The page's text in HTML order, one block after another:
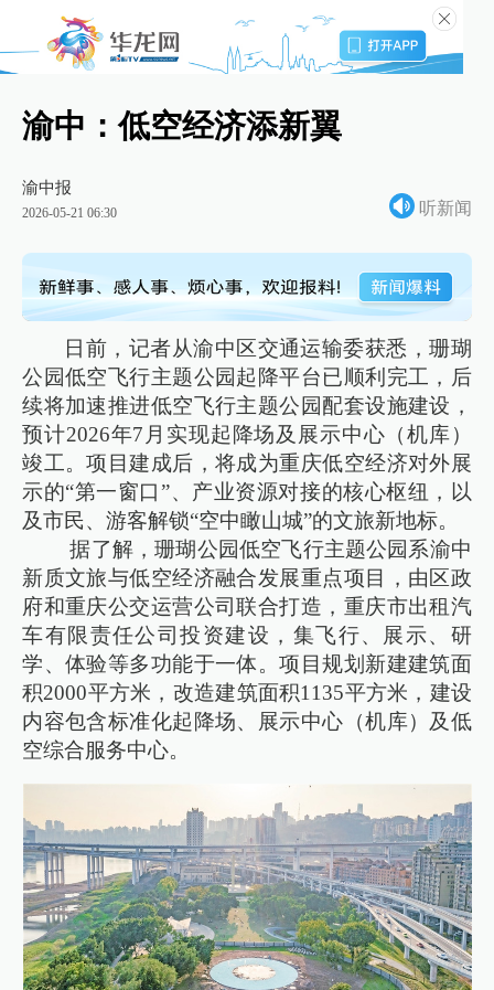
渝中：低空经济添新翼
渝中报
2026-05-21 06:30 听新闻
日前，记者从渝中区交通运输委获悉，珊瑚
公园低空飞行主题公园起降平台已顺利完工，后
续将加速推进低空飞行主题公园配套设施建设，
预计2026年7月实现起降场及展示中心（机库）
竣工。项目建成后，将成为重庆低空经济对外展
示的“第一窗口”、产业资源对接的核心枢纽，以
及市民、游客解锁“空中瞰山城”的文旅新地标。
据了解，珊瑚公园低空飞行主题公园系渝中
新质文旅与低空经济融合发展重点项目，由区政
府和重庆公交运营公司联合打造，重庆市出租汽
车有限责任公司投资建设，集飞行、展示、研
学、体验等多功能于一体。项目规划新建建筑面
积2000平方米，改造建筑面积1135平方米，建设
内容包含标准化起降场、展示中心（机库）及低
空综合服务中心。